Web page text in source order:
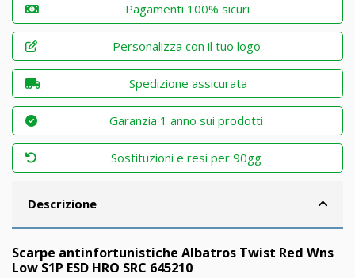
Pagamenti 100% sicuri
Personalizza con il tuo logo
Spedizione assicurata
Garanzia 1 anno sui prodotti
Sostituzioni e resi per 90gg
Descrizione
Scarpe antinfortunistiche Albatros Twist Red Wns
Low S1P ESD HRO SRC 645210